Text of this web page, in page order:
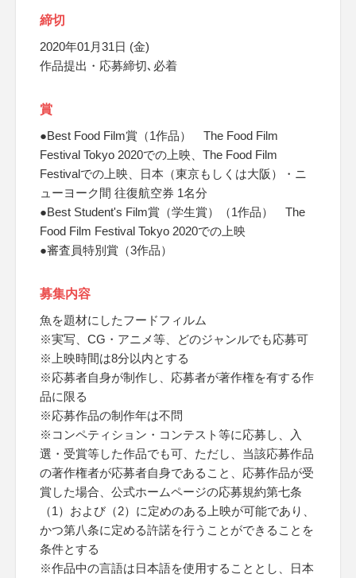
締切
2020年01月31日 (金)
作品提出・応募締切､必着
賞
●Best Food Film賞（1作品） The Food Film
Festival Tokyo 2020での上映、The Food Film
Festivalでの上映、日本（東京もしくは大阪）・ニ
ューヨーク間 往復航空券 1名分
●Best Student's Film賞（学生賞）（1作品） The
Food Film Festival Tokyo 2020での上映
●審査員特別賞（3作品）
募集内容
魚を題材にしたフードフィルム
※実写、CG・アニメ等、どのジャンルでも応募可
※上映時間は8分以内とする
※応募者自身が制作し、応募者が著作権を有する作
品に限る
※応募作品の制作年は不問
※コンペティション・コンテスト等に応募し、入
選・受賞等した作品でも可、ただし、当該応募作品
の著作権者が応募者自身であること、応募作品が受
賞した場合、公式ホームページの応募規約第七条
（1）および（2）に定めのある上映が可能であり、
かつ第八条に定める許諾を行うことができることを
条件とする
※作品中の言語は日本語を使用することとし、日本